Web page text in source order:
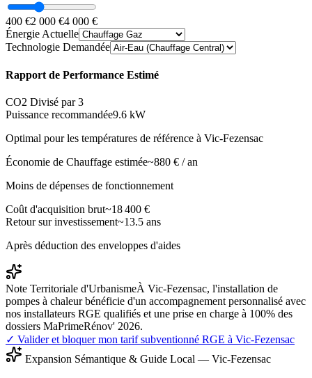
400 €2 000 €4 000 €
Énergie Actuelle
Technologie Demandée
Rapport de Performance Estimé
CO2 Divisé par 3
Puissance recommandée9.6 kW
Optimal pour les températures de référence à Vic-Fezensac
Économie de Chauffage estimée~880 € / an
Moins de dépenses de fonctionnement
Coût d'acquisition brut~18 400 €
Retour sur investissement~13.5 ans
Après déduction des enveloppes d'aides
Note Territoriale d'UrbanismeÀ Vic-Fezensac, l'installation de
pompes à chaleur bénéficie d'un accompagnement personnalisé avec
nos installateurs RGE qualifiés et une prise en charge à 100% des
dossiers MaPrimeRénov' 2026.
✓ Valider et bloquer mon tarif subventionné RGE à Vic-Fezensac
Expansion Sémantique & Guide Local — Vic-Fezensac